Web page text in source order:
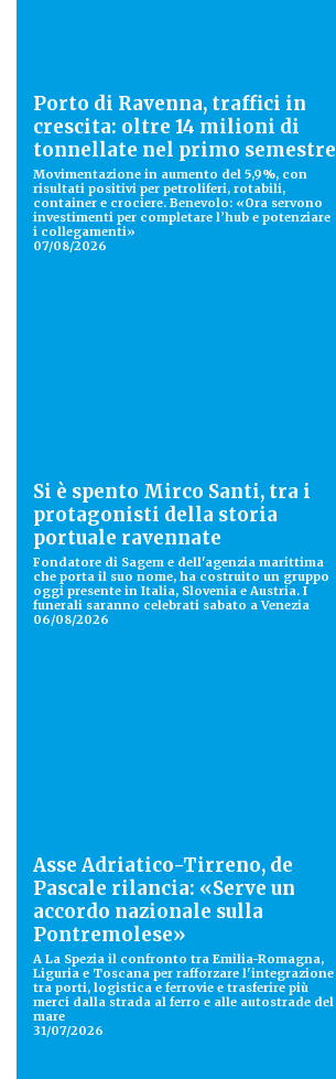
Porto di Ravenna, traffici in
crescita: oltre 14 milioni di
tonnellate nel primo semestre
Movimentazione in aumento del 5,9%, con
risultati positivi per petroliferi, rotabili,
container e crociere. Benevolo: «Ora servono
investimenti per completare l’hub e potenziare
i collegamenti»
07/08/2026
Si è spento Mirco Santi, tra i
protagonisti della storia
portuale ravennate
Fondatore di Sagem e dell'agenzia marittima
che porta il suo nome, ha costruito un gruppo
oggi presente in Italia, Slovenia e Austria. I
funerali saranno celebrati sabato a Venezia
06/08/2026
Asse Adriatico-Tirreno, de
Pascale rilancia: «Serve un
accordo nazionale sulla
Pontremolese»
A La Spezia il confronto tra Emilia-Romagna,
Liguria e Toscana per rafforzare l'integrazione
tra porti, logistica e ferrovie e trasferire più
merci dalla strada al ferro e alle autostrade del
mare
31/07/2026